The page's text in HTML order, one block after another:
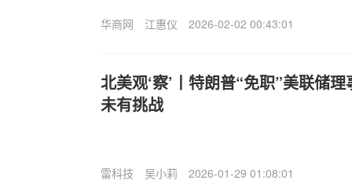
华商网 江惠仪 2026-02-02 00:43:01
北美观‘察’丨特朗普“免职”美联储
未有挑战
雷科技 吴小莉 2026-01-29 01:08:01